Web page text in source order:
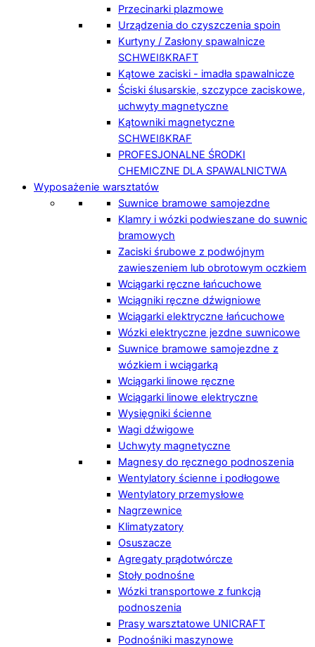
Przecinarki plazmowe
Urządzenia do czyszczenia spoin
Kurtyny / Zasłony spawalnicze
SCHWEIßKRAFT
Kątowe zaciski - imadła spawalnicze
Ściski ślusarskie, szczypce zaciskowe,
uchwyty magnetyczne
Kątowniki magnetyczne
SCHWEIßKRAF
PROFESJONALNE ŚRODKI
CHEMICZNE DLA SPAWALNICTWA
Wyposażenie warsztatów
Suwnice bramowe samojezdne
Klamry i wózki podwieszane do suwnic
bramowych
Zaciski śrubowe z podwójnym
zawieszeniem lub obrotowym oczkiem
Wciągarki ręczne łańcuchowe
Wciągniki ręczne dźwigniowe
Wciągarki elektryczne łańcuchowe
Wózki elektryczne jezdne suwnicowe
Suwnice bramowe samojezdne z
wózkiem i wciągarką
Wciągarki linowe ręczne
Wciągarki linowe elektryczne
Wysięgniki ścienne
Wagi dźwigowe
Uchwyty magnetyczne
Magnesy do ręcznego podnoszenia
Wentylatory ścienne i podłogowe
Wentylatory przemysłowe
Nagrzewnice
Klimatyzatory
Osuszacze
Agregaty prądotwórcze
Stoły podnośne
Wózki transportowe z funkcją
podnoszenia
Prasy warsztatowe UNICRAFT
Podnośniki maszynowe